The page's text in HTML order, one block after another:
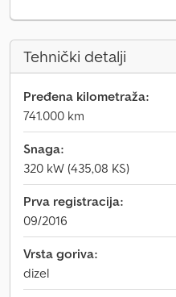
Tehnički detalji
Pređena kilometraža:
741.000 km
Snaga:
320 kW (435,08 KS)
Prva registracija:
09/2016
Vrsta goriva:
dizel